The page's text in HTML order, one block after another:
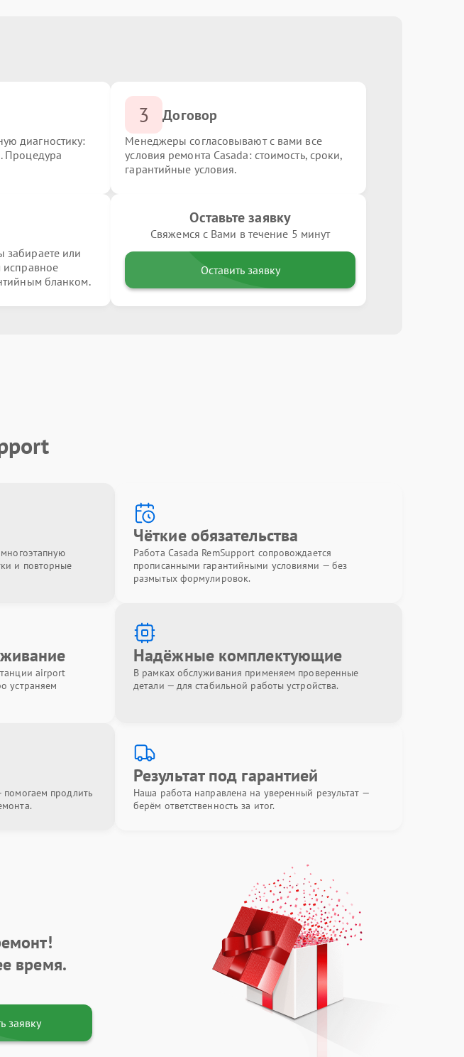
диагностику:
Процедура
3 Договор
Менеджеры согласовывают с вами все
условия ремонта Casada: стоимость, сроки,
гарантийные условия.
забираете или
исправное
бланком.
Оставьте заявку
Свяжемся с Вами в течение 5 минут
Оставить заявку
и повторные
Чёткие обязательства
Работа Casada RemSupport сопровождается
прописанными гарантийными условиями — без
размытых формулировок.
airport
устраняем
Надёжные комплектующие
В рамках обслуживания применяем проверенные
детали — для стабильной работы устройства.
помогаем продлить
Результат под гарантией
Наша работа направлена на уверенный результат —
берём ответственность за итог.
время.
заявку